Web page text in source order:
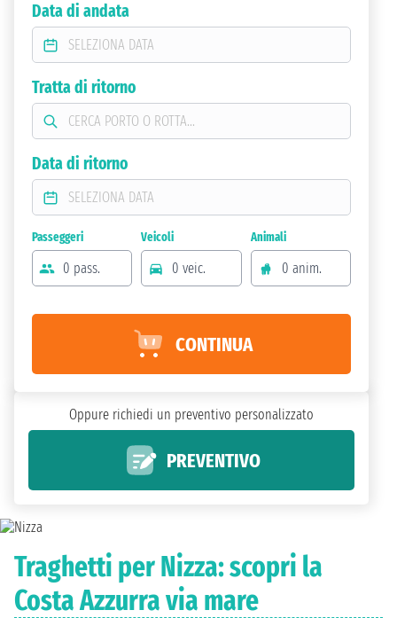
Traghetti per Nizza: scopri la
Costa Azzurra via mare
Data di andata
Tratta di ritorno
Data di ritorno
Passeggeri
0 pass.
Veicoli
0 veic.
Animali
0 anim.
CONTINUA
Oppure richiedi un preventivo personalizzato
PREVENTIVO